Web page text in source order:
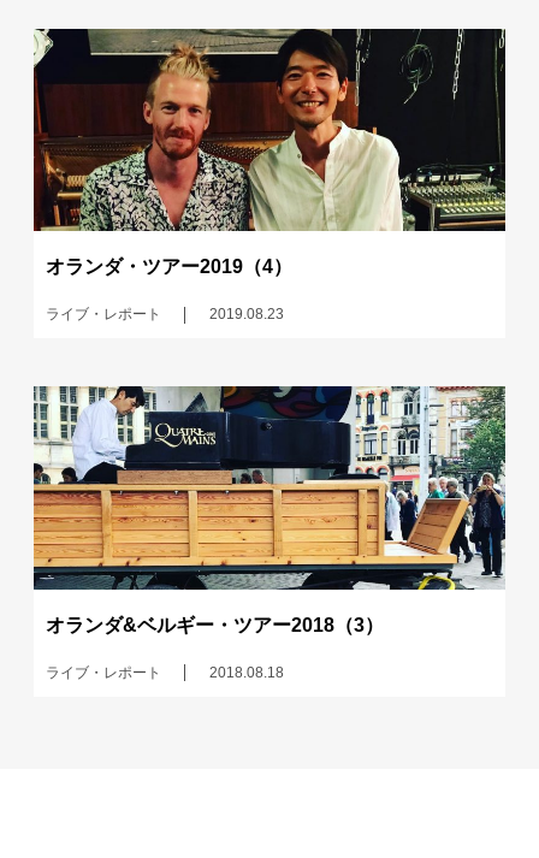
オランダ・ツアー2019（4）
ライブ・レポート 2019.08.23
オランダ&ベルギー・ツアー2018（3）
ライブ・レポート 2018.08.18